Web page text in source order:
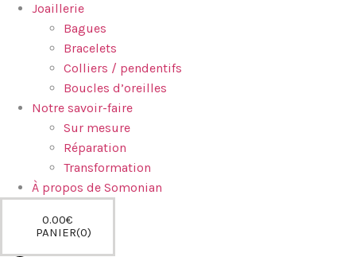
Joaillerie
Bagues
Bracelets
Colliers / pendentifs
Boucles d’oreilles
Notre savoir-faire
Sur mesure
Réparation
Transformation
À propos de Somonian
0.00€
0
PANIER